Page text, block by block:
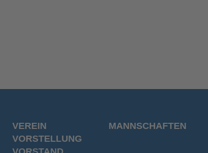
VEREIN
VORSTELLUNG
MANNSCHAFTEN